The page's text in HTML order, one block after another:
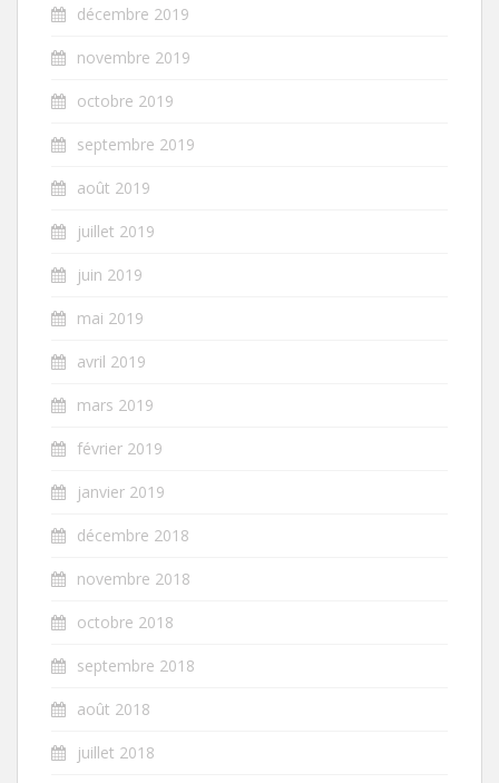
décembre 2019
novembre 2019
octobre 2019
septembre 2019
août 2019
juillet 2019
juin 2019
mai 2019
avril 2019
mars 2019
février 2019
janvier 2019
décembre 2018
novembre 2018
octobre 2018
septembre 2018
août 2018
juillet 2018